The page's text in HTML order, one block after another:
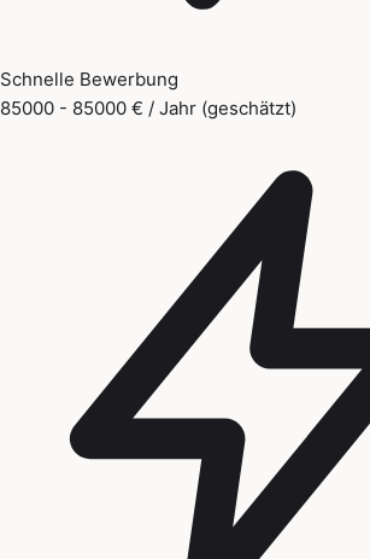
Schnelle Bewerbung
85000 - 85000 € / Jahr (geschätzt)